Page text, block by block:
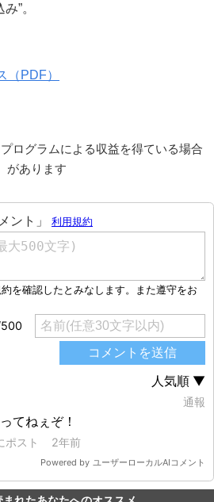
”。
（PDF）
ログラムによる収益を得ている場合
があります